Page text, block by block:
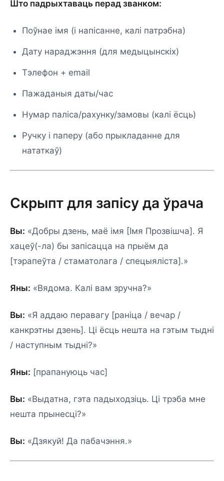
Што падрыхтаваць перад званком:
Поўнае імя (і напісанне, калі патрэбна)
Дату нараджэння (для медыцынскіх)
Тэлефон + email
Пажаданыя даты/час
Нумар паліса/рахунку/замовы (калі ёсць)
Ручку і паперу (або прыкладанне для
нататкаў)
Скрыпт для запісу да ўрача
Вы: «Добры дзень, маё імя [Імя Прозвішча]. Я
хацеў(-ла) бы запісацца на прыём да
[тэрапеўта / стаматолага / спецыяліста].»
Яны: «Вядома. Калі вам зручна?»
Вы: «Я аддаю перавагу [раніца / вечар /
канкрэтны дзень]. Ці ёсць нешта на гэтым тыдні
/ наступным тыдні?»
Яны: [прапануюць час]
Вы: «Выдатна, гэта падыходзіць. Ці трэба мне
нешта прынесці?»
Вы: «Дзякуй! Да пабачэння.»